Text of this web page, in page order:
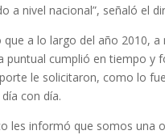
a nivel nacional”, señaló el
a lo largo del año 2010,
puntual cumplió en tiempo
le solicitaron, como lo
con día.
les informó que somos una